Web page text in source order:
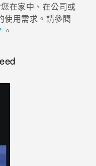
在家中、在公司或
使用需求。請參閱
。